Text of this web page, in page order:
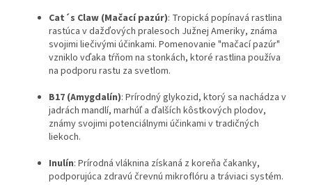
Cat´s Claw (Mačací pazúr): Tropická popínavá rastlina
rastúca v dažďových pralesoch Južnej Ameriky, známa
svojimi liečivými účinkami. Pomenovanie "mačací pazúr"
vzniklo vďaka tŕňom na stonkách, ktoré rastlina používa
na podporu rastu za svetlom.
B17 (Amygdalín): Prírodný glykozid, ktorý sa nachádza v
jadrách mandlí, marhúľ a ďalších kôstkových plodov,
známy svojimi potenciálnymi účinkami v tradičných
liekoch.
Inulín: Prírodná vláknina získaná z koreňa čakanky,
podporujúca zdravú črevnú mikroflóru a tráviaci systém.